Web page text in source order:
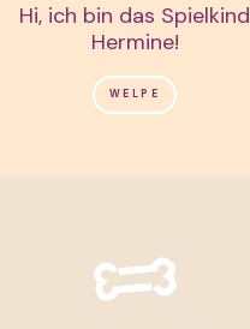
Hi, ich bin das Spielkind
Hermine!
WELPE